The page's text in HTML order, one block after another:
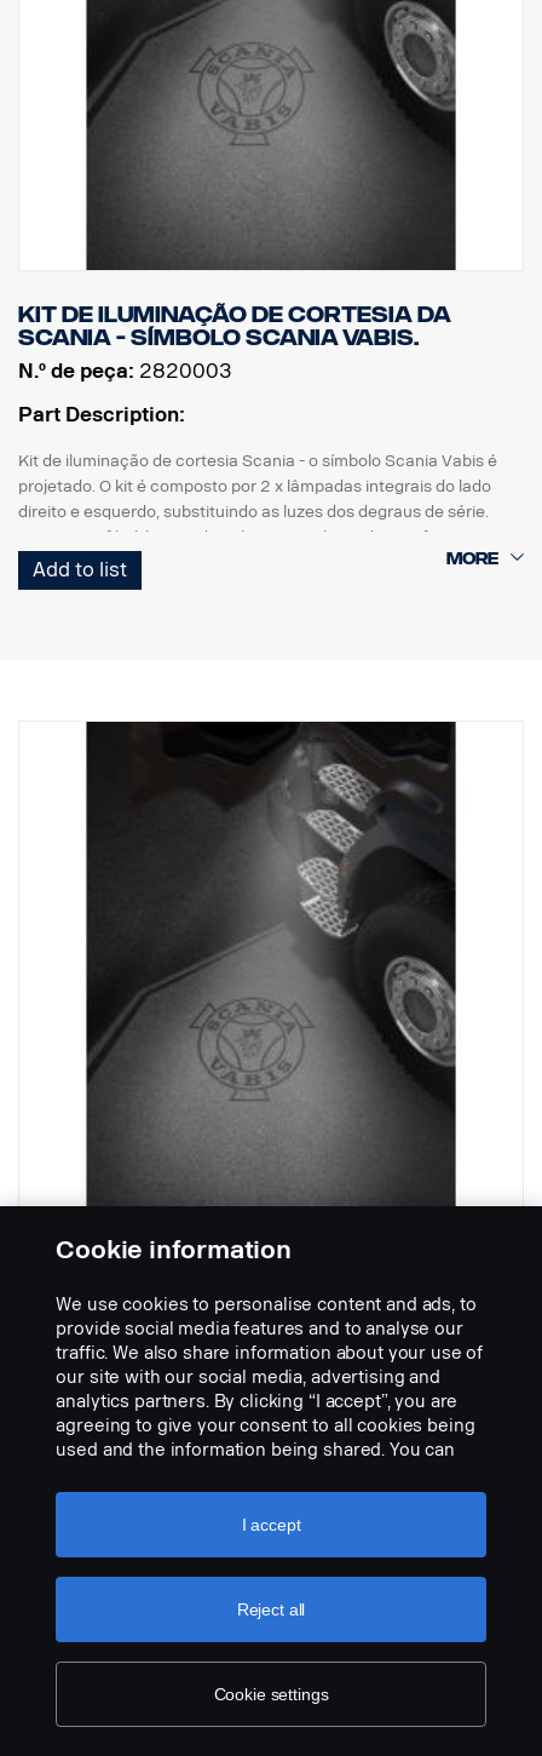
Kit de iluminação de cortesia da
Scania - símbolo Scania Vabis.
N.º de peça: 2820003
Part Description:
Kit de iluminação de cortesia Scania - o símbolo Scania Vabis é
projetado. O kit é composto por 2 x lâmpadas integrais do lado
direito e esquerdo, substituindo as luzes dos degraus de série.
Montagem fácil, bastando utilizar uma chave de parafusos com
ficha de ligação direta à cablagem original.
Add to list
esquerdo - símbolo Scania Vabis.
N.º de peça:2820004
Part Description:
Luz de cortesia da Scania - projeção do símbolo Scania Vabis.
Conjunto de lâmpada do lado esquerdo para substituição da luz
de parafusos com ficha de ligação direta à cablagem original.
Nota. Adapta-se apenas aos camiões com as luzes dos degraus
instaladas de origem ou pode ser utilizada como peça
Cookie information
We use cookies to personalise content and ads, to
provide social media features and to analyse our
traffic. We also share information about your use of
our site with our social media, advertising and
analytics partners. By clicking “I accept”, you are
agreeing to give your consent to all cookies being
used and the information being shared. You can
settings” and selecting the categories you’d like to
accept. For a more detailed explanation of how we
Cookie settings
Reject all
I accept